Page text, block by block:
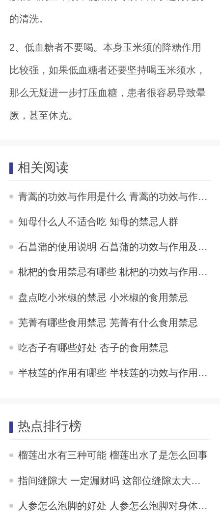
的清洗。
2、低血糖者不要喝。本身玉米须的降糖作用
比较强，如果低血糖者还要坚持喝玉米须水，
那么无疑进一步打压血糖，患者很容易导致晕
厥，甚至休克。
相关阅读
青蒿的功效与作用是什么 青蒿的功效与作用及禁忌
2024-07-07
知母什么人不适合吃 知母的禁忌人群
2024-07-07
石菖蒲的使用说明 石菖蒲的功效与作用及禁忌
2024-07-07
枇杷的食用禁忌有哪些 枇杷的功效与作用及食用禁忌
2024-07-06
盘点吃小米椒的禁忌 小米椒的食用禁忌
2024-07-06
芜菁有哪些食用禁忌 芜菁有什么食用禁忌
2024-07-06
吃杏子有哪些好处 杏子的食用禁忌
2024-07-06
半枝莲的作用有哪些 半枝莲的功效与作用及禁忌是什么
热点排行榜
榴莲出水有三种可能 榴莲出水了是怎么回事
2023-04-10
指间缝隙大 一定漏财吗 这部位缝隙太大的女人易漏财
2023-04-07
人参怎么泡脚的好处 人参怎么泡脚对身体最好